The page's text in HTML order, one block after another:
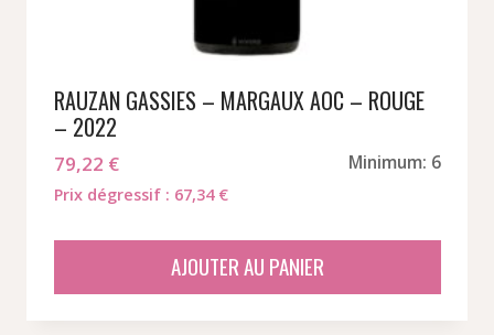
RAUZAN GASSIES – MARGAUX AOC – ROUGE
– 2022
79,22 € Minimum: 6
Prix dégressif : 67,34 €
AJOUTER AU PANIER